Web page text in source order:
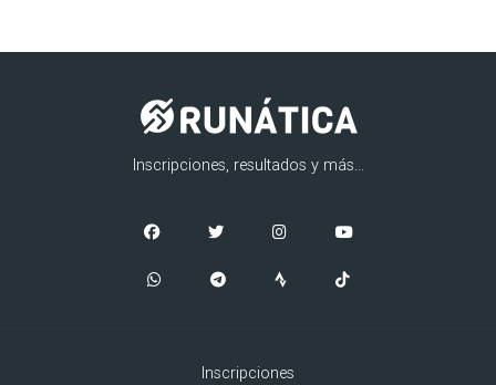
Inscripciones, resultados y más...
Inscripciones